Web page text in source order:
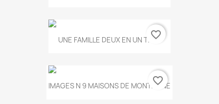
UNE FAMILLE DEUX EN UN T.675
favorite_border
IMAGES N 9 MAISONS DE MONTAGNE
favorite_border